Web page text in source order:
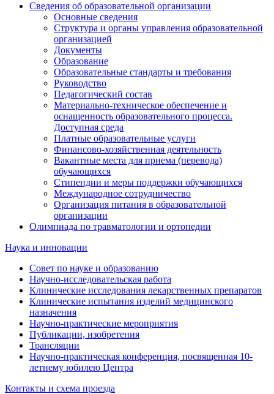
Сведения об образовательной организации
Основные сведения
Структура и органы управления образовательной
организацией
Документы
Образование
Образовательные стандарты и требования
Руководство
Педагогический состав
Материально-техническое обеспечение и
оснащенность образовательного процесса.
Доступная среда
Платные образовательные услуги
Финансово-хозяйственная деятельность
Вакантные места для приема (перевода)
обучающихся
Стипендии и меры поддержки обучающихся
Международное сотрудничество
Организация питания в образовательной
организации
Олимпиада по травматологии и ортопедии
Наука и инновации
Совет по науке и образованию
Научно-исследовательская работа
Клинические исследования лекарственных препаратов
Клинические испытания изделий медицинского
назначения
Научно-практические мероприятия
Публикации, изобретения
Трансляции
Научно-практическая конференция, посвященная 10-
летнему юбилею Центра
Контакты и схема проезда